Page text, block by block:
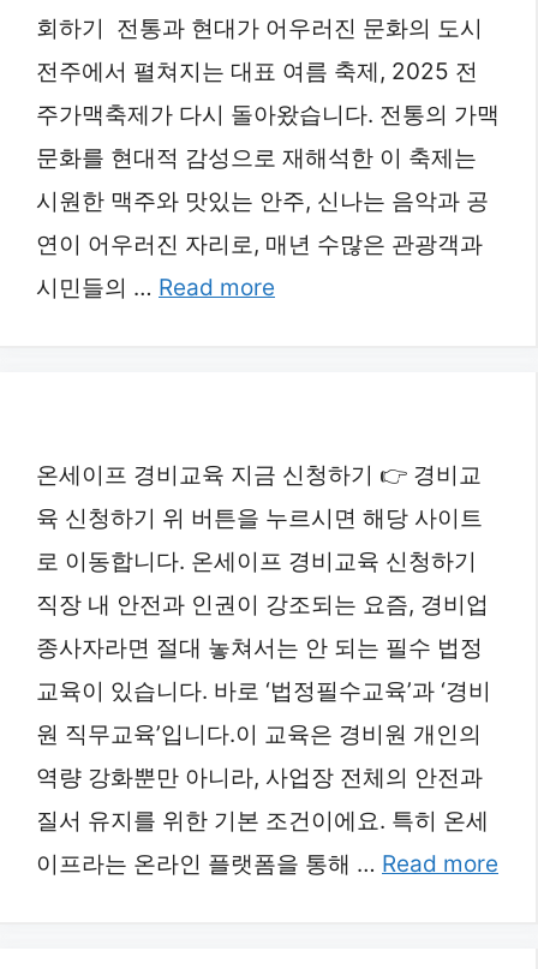
회하기 전통과 현대가 어우러진 문화의 도시
전주에서 펼쳐지는 대표 여름 축제, 2025 전
주가맥축제가 다시 돌아왔습니다. 전통의 가맥
문화를 현대적 감성으로 재해석한 이 축제는
시원한 맥주와 맛있는 안주, 신나는 음악과 공
연이 어우러진 자리로, 매년 수많은 관광객과
시민들의 … Read more
온세이프 경비교육 지금 신청하기 👉 경비교
육 신청하기 위 버튼을 누르시면 해당 사이트
로 이동합니다. 온세이프 경비교육 신청하기
직장 내 안전과 인권이 강조되는 요즘, 경비업
종사자라면 절대 놓쳐서는 안 되는 필수 법정
교육이 있습니다. 바로 ‘법정필수교육’과 ‘경비
원 직무교육’입니다.이 교육은 경비원 개인의
역량 강화뿐만 아니라, 사업장 전체의 안전과
질서 유지를 위한 기본 조건이에요. 특히 온세
이프라는 온라인 플랫폼을 통해 … Read more